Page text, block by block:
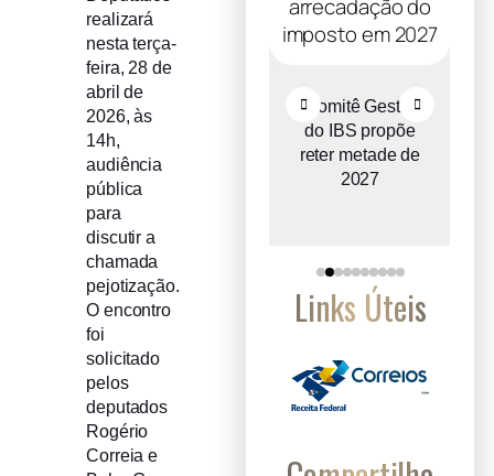
realizará
nesta terça-
feira, 28 de
abril de
2026, às
14h,
audiência
pública
para
discutir a
chamada
pejotização.
O encontro
foi
solicitado
pelos
deputados
Rogério
Correia e
Recuperação
judicial cresce
entre micro e
pequenas
Comitê Gestor
do IBS propõe
reter metade de
2027
Links Úteis